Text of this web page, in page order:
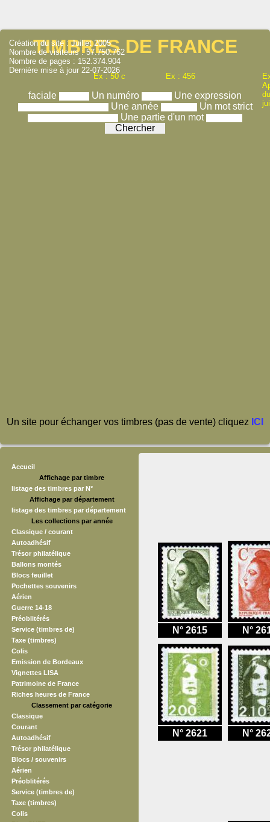
TIMBRES DE FRANCE
Ex : 50 c Ex : 456
faciale Un numéro
Une expression
Une année
Un mot strict
Une partie d'un mot
Création du site : Juillet 2005
Nombre de visiteurs : 57.750.762
Nombre de pages : 152.374.904
Dernière mise à jour 22-07-2026
Un site pour échanger vos timbres (pas de vente) cliquez ICI
Accueil
Affichage par timbre
listage des timbres par N°
Affichage par département
listage des timbres par département
Les collections par année
Classique / courant
Autoadhésif
Trésor philatélique
Ballons montés
Blocs feuillet
Pochettes souvenirs
Aérien
Guerre 14-18
Préoblitérés
Service (timbres de)
Taxe (timbres)
Colis
Emission de Bordeaux
Vignettes LISA
Patrimoine de France
Riches heures de France
Classement par catégorie
Classique
Courant
Autoadhésif
Trésor philatélique
Blocs / souvenirs
Aérien
Préoblitérés
Service (timbres de)
Taxe (timbres)
Colis
N° 2615 N°
N° 2621 N°